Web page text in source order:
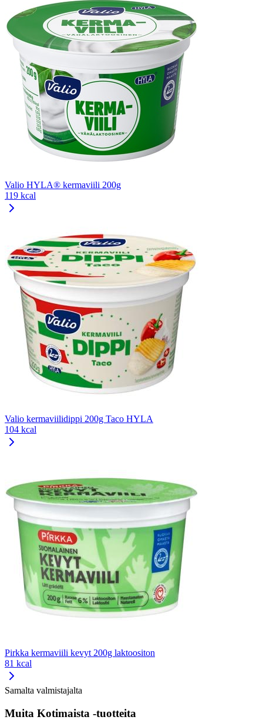
Valio HYLA® kermaviili 200g
119 kcal
Valio kermaviilidippi 200g Taco HYLA
104 kcal
Pirkka kermaviili kevyt 200g laktoositon
81 kcal
Samalta valmistajalta
Muita Kotimaista -tuotteita